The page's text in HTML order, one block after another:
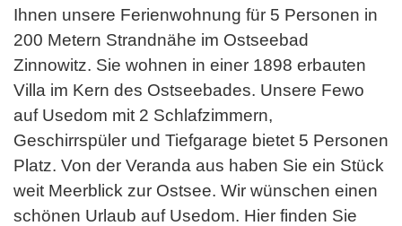
Ihnen unsere Ferienwohnung für 5 Personen in
200 Metern Strandnähe im Ostseebad
Zinnowitz. Sie wohnen in einer 1898 erbauten
Villa im Kern des Ostseebades. Unsere Fewo
auf Usedom mit 2 Schlafzimmern,
Geschirrspüler und Tiefgarage bietet 5 Personen
Platz. Von der Veranda aus haben Sie ein Stück
weit Meerblick zur Ostsee. Wir wünschen einen
schönen Urlaub auf Usedom. Hier finden Sie